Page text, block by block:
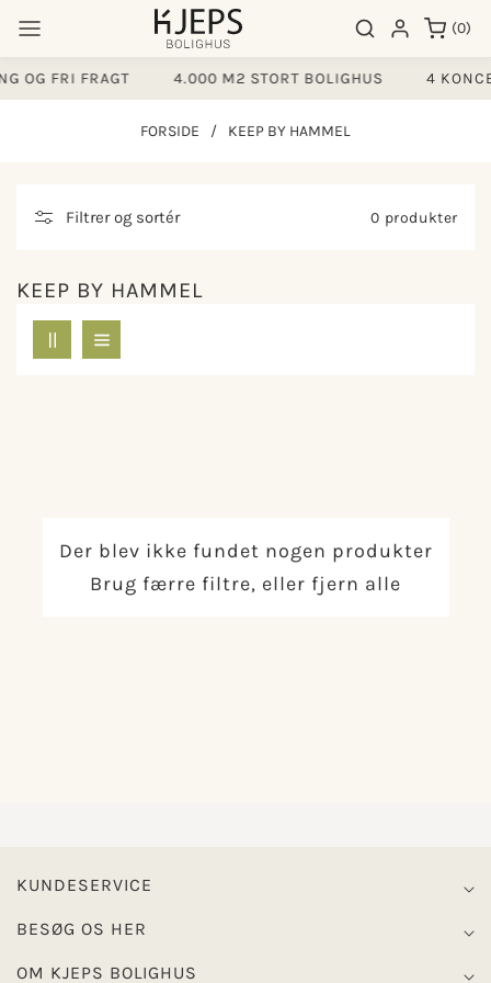
indhold
Søgeresultater
Log ind (0)
0
varer
OG FRI FRAGT 4.000 M2 STORT BOLIGHUS 4
FORSIDE / KEEP BY HAMMEL
Filtrer og sortér 0 produkter
KEEP BY HAMMEL
Der blev ikke fundet nogen produkter
Brug færre filtre, eller fjern alle
KUNDESERVICE
BESØG OS HER
OM KJEPS BOLIGHUS